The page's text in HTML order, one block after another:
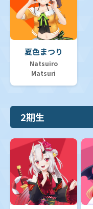
夏色まつり
Natsuiro
Matsuri
2期生